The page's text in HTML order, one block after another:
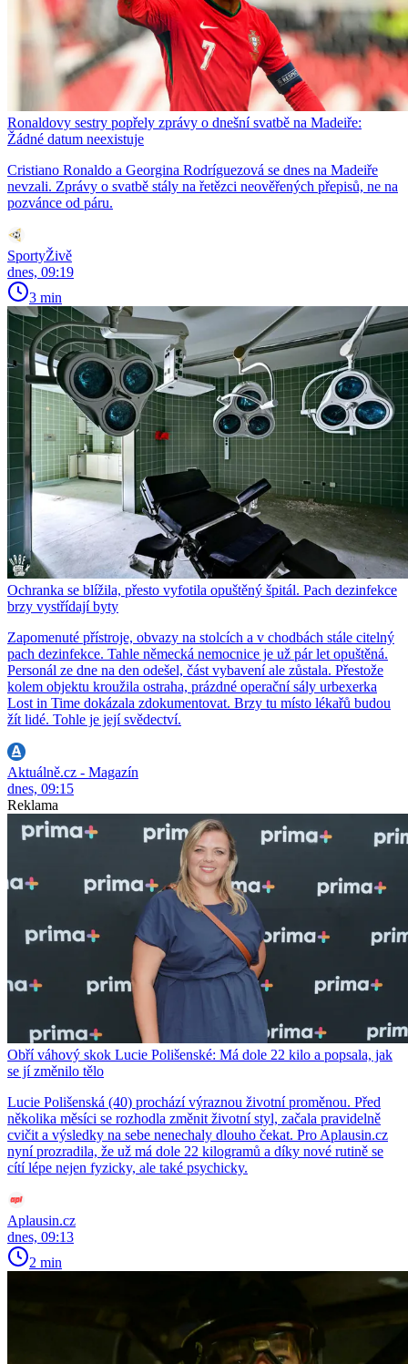
Ronaldovy sestry popřely zprávy o dnešní svatbě na Madeiře:
Žádné datum neexistuje
Cristiano Ronaldo a Georgina Rodríguezová se dnes na Madeiře
nevzali. Zprávy o svatbě stály na řetězci neověřených přepisů, ne na
pozvánce od páru.
SportyŽivě
dnes, 09:19
3 min
Ochranka se blížila, přesto vyfotila opuštěný špitál. Pach dezinfekce
brzy vystřídají byty
Zapomenuté přístroje, obvazy na stolcích a v chodbách stále citelný
pach dezinfekce. Tahle německá nemocnice je už pár let opuštěná.
Personál ze dne na den odešel, část vybavení ale zůstala. Přestože
kolem objektu kroužila ostraha, prázdné operační sály urbexerka
Lost in Time dokázala zdokumentovat. Brzy tu místo lékařů budou
žít lidé. Tohle je její svědectví.
Aktuálně.cz - Magazín
dnes, 09:15
Reklama
Obří váhový skok Lucie Polišenské: Má dole 22 kilo a popsala, jak
se jí změnilo tělo
Lucie Polišenská (40) prochází výraznou životní proměnou. Před
několika měsíci se rozhodla změnit životní styl, začala pravidelně
cvičit a výsledky na sebe nenechaly dlouho čekat. Pro Aplausin.cz
nyní prozradila, že už má dole 22 kilogramů a díky nové rutině se
cítí lépe nejen fyzicky, ale také psychicky.
Aplausin.cz
dnes, 09:13
2 min